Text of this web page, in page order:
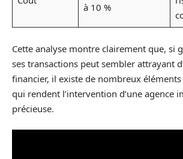
à 10 %
Cette analyse montre clairement que, si
ses transactions peut sembler attrayant
financier, il existe de nombreux
qui rendent l’intervention d’une agence
précieuse.